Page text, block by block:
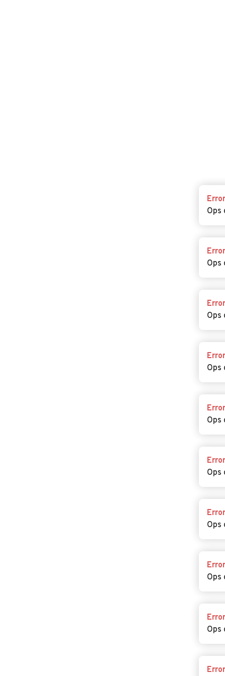
Error
Ops
Error
Ops
Error
Ops
Error
Ops
Error
Ops
Error
Ops
Error
Ops
Error
Ops
Error
Ops
Error